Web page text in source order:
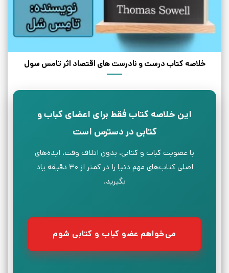
خلاصه کتاب درست و نادرست های اقتصاد اثر تامس سول
این خلاصه کتاب فقط برای اعضای کباب و
کتابی در دسترس است
با عضویت کباب و کتابی، بدون اتلاف وقت، ایده‌های
اصلی کتاب‌های مهم دنیا را در کمتر از ۳۰ دقیقه یاد
بگیرید.
می‌خواهم عضو کباب و کتابی شوم